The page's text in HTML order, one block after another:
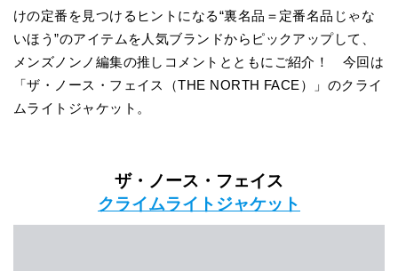
けの定番を見つけるヒントになる“裏名品＝定番名品じゃな
いほう”のアイテムを人気ブランドからピックアップして、
メンズノンノ編集の推しコメントとともにご紹介！ 今回は
「ザ・ノース・フェイス（THE NORTH FACE）」のクライ
ムライトジャケット。
ザ・ノース・フェイス
クライムライトジャケット